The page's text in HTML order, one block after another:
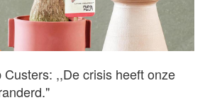
,,De crisis heeft onze